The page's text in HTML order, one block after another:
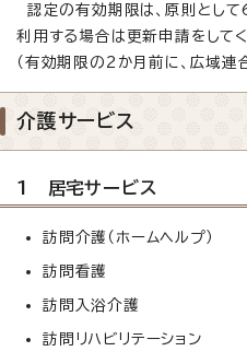
認定の有効期限は、原則として
利用する場合は更新申請をしてく
（有効期限の2か月前に、広域連
介護サービス
1 居宅サービス
訪問介護（ホームヘルプ）
訪問看護
訪問入浴介護
訪問リハビリテーション